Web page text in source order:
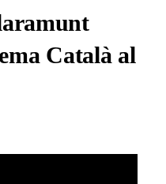
Català al